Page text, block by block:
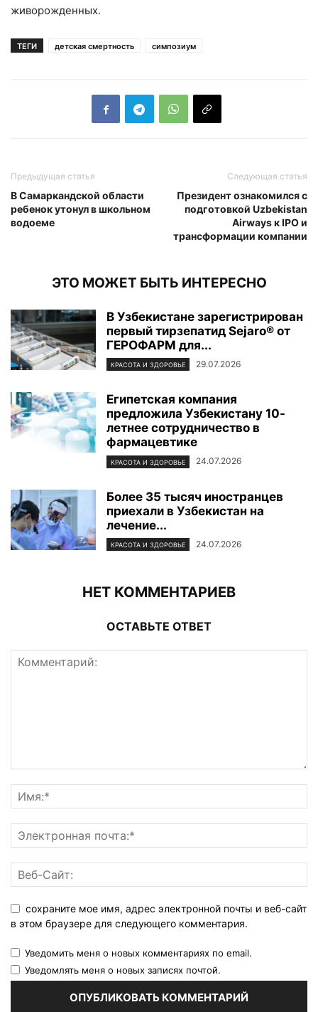
живорожденных.
ТЕГИ детская смертность симпозиум
Предыдущая статья
В Самаркандской области
ребенок утонул в школьном
водоеме
Следующая статья
Президент ознакомился с
подготовкой Uzbekistan
Airways к IPO и
трансформации компании
ЭТО МОЖЕТ БЫТЬ ИНТЕРЕСНО
В Узбекистане зарегистрирован
первый тирзепатид Sejaro® от
ГЕРОФАРМ для...
КРАСОТА И ЗДОРОВЬЕ 29.07.2026
Египетская компания
предложила Узбекистану 10-
летнее сотрудничество в
фармацевтике
КРАСОТА И ЗДОРОВЬЕ 24.07.2026
Более 35 тысяч иностранцев
приехали в Узбекистан на
лечение...
КРАСОТА И ЗДОРОВЬЕ 24.07.2026
НЕТ КОММЕНТАРИЕВ
ОСТАВЬТЕ ОТВЕТ
сохраните мое имя, адрес электронной почты и веб-сайт
в этом браузере для следующего комментария.
Уведомить меня о новых комментариях по email.
Уведомлять меня о новых записях почтой.